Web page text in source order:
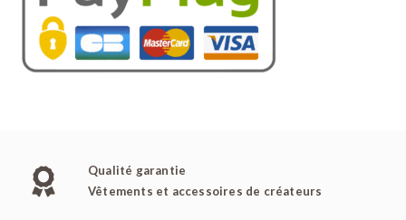
Qualité garantie
Vêtements et accessoires de créateurs